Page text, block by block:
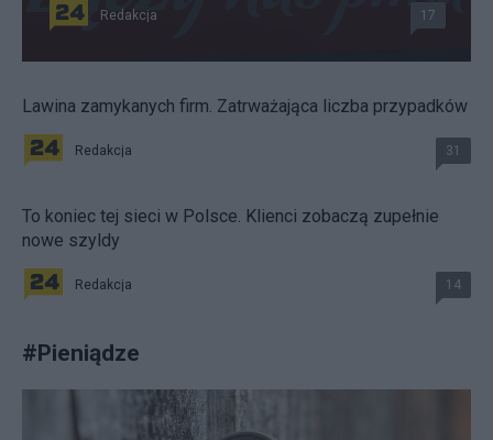
Redakcja 17
Lawina zamykanych firm. Zatrważająca liczba przypadków
Redakcja 31
To koniec tej sieci w Polsce. Klienci zobaczą zupełnie
nowe szyldy
Redakcja 14
#Pieniądze